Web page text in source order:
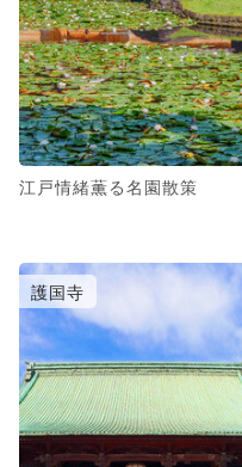
江戸情緒薫る名園散策
護国寺